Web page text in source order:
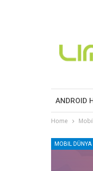
ANDROID
Home
MOBIL DÜNYA